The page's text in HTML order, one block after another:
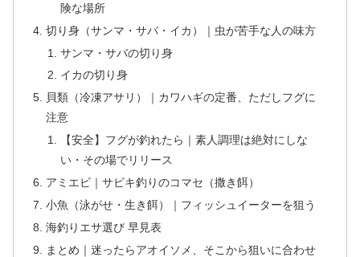
険な場所
切り身（サンマ・サバ・イカ）｜虫が苦手な人の味方
サンマ・サバの切り身
イカの切り身
貝類（冷凍アサリ）｜カワハギの定番、ただしフグに
注意
【安全】フグが釣れたら｜素人調理は絶対にしな
い・その場でリリース
アミエビ｜サビキ釣りのコマセ（撒き餌）
小魚（泳がせ・生き餌）｜フィッシュイーターを狙う
海釣りエサ選び 早見表
まとめ｜迷ったらアオイソメ、そこから狙いに合わせ